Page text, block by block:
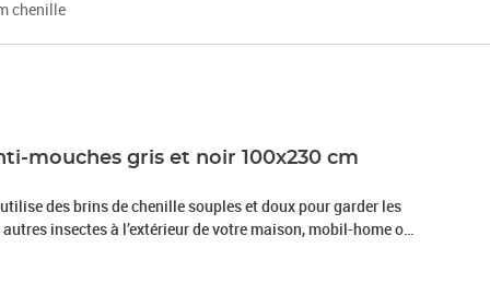
chenille
mouches gris et noir 100x230 cm
des brins de chenille souples et doux pour garder les
insectes à l’extérieur de votre maison, mobil-home ou
pouvez profiter de votre journée ou avoir un bon sommeil,